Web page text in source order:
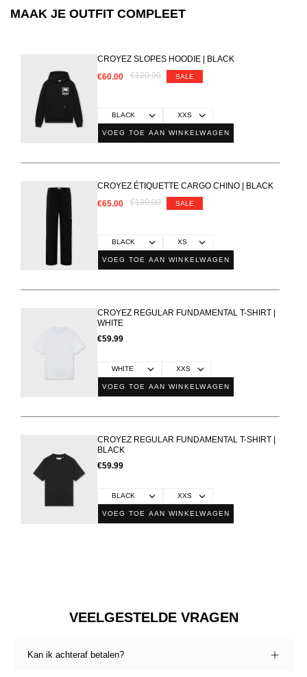
MAAK JE OUTFIT COMPLEET
CROYEZ SLOPES HOODIE | BLACK
€60.00
€120.00 SALE
VOEG TOE AAN WINKELWAGEN
CROYEZ ÉTIQUETTE CARGO CHINO | BLACK
€65.00
€130.00 SALE
VOEG TOE AAN WINKELWAGEN
CROYEZ REGULAR FUNDAMENTAL T-SHIRT |
WHITE
€59.99
VOEG TOE AAN WINKELWAGEN
CROYEZ REGULAR FUNDAMENTAL T-SHIRT |
BLACK
€59.99
VOEG TOE AAN WINKELWAGEN
VEELGESTELDE VRAGEN
Kan ik achteraf betalen?